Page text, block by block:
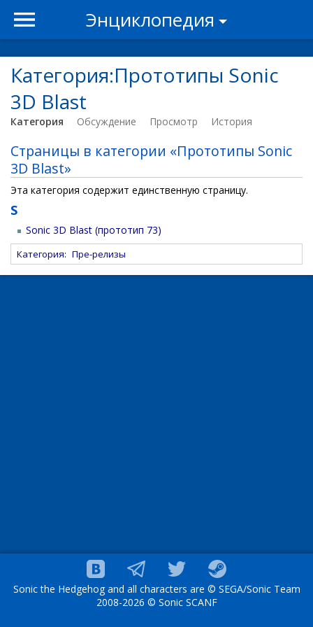
Энциклопедия
Категория:Прототипы Sonic
3D Blast
Категория Обсуждение Просмотр История
Страницы в категории «Прототипы Sonic
3D Blast»
Эта категория содержит единственную страницу.
S
Sonic 3D Blast (прототип 73)
Категория: Пре-релизы
Sonic the Hedgehog and all characters are © SEGA/Sonic Team
2008-2026 © Sonic SCANF